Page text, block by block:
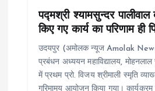
पद्मश्री श्यामसुन्दर
किए गए कार्य का परिणाम ही
उदयपुर (अमोलक न्यूज Amolak
प्रबंधन अध्ययन महाविद्यालय, मोहनलाल
में प्रथम प्रो. विजय श्रीमाली स्मृति
गरिमामय आयोजन किया गया। कार्यक्रम